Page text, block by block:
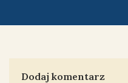
Dodaj komentarz